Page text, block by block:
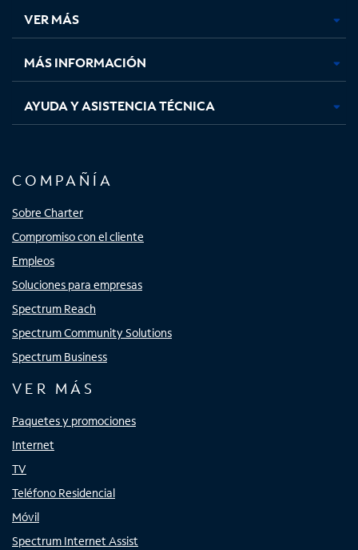
pestaña
nueva
pestaña
nueva
pestaña
nuevanueva
VER MÁS
MÁS INFORMACIÓN
AYUDA Y ASISTENCIA TÉCNICA
COMPAÑÍA
Sobre Charter
Compromiso con el cliente
Empleos
Soluciones para empresas
Spectrum Reach
Spectrum Community Solutions
Spectrum Business
VER MÁS
Paquetes y promociones
Internet
TV
Teléfono Residencial
Móvil
Spectrum Internet Assist